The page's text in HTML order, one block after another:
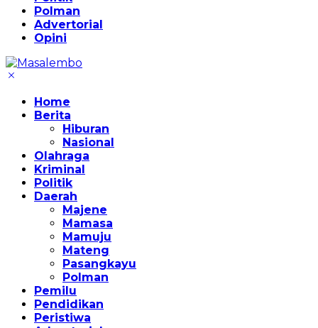
Polman
Advertorial
Opini
Home
Berita
Hiburan
Nasional
Olahraga
Kriminal
Politik
Daerah
Majene
Mamasa
Mamuju
Mateng
Pasangkayu
Polman
Pemilu
Pendidikan
Peristiwa